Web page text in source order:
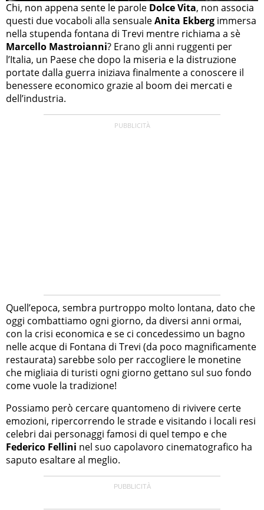
Chi, non appena sente le parole Dolce Vita, non associa
questi due vocaboli alla sensualeAnita Ekberg immersa
nella stupenda fontana di Trevi mentre richiama a sè
Marcello Mastroianni? Erano gli anni ruggenti per
l’Italia, un Paese che dopo la miseria e la distruzione
portate dalla guerra iniziava finalmente a conoscere il
benessere economico grazie al boom dei mercati e
dell’industria.
Quell’epoca, sembra purtroppo molto lontana, dato che
oggi combattiamo ogni giorno, da diversi anni ormai,
con la crisi economica e se ci concedessimo un bagno
nelle acque di Fontana di Trevi (da poco magnificamente
restaurata) sarebbe solo per raccogliere le monetine
che migliaia di turisti ogni giorno gettano sul suo fondo
come vuole la tradizione!
Possiamo però cercare quantomeno di rivivere certe
emozioni, ripercorrendo le strade e visitando i locali resi
celebri dai personaggi famosi di quel tempo e che
Federico Fellini nel suo capolavoro cinematografico ha
saputo esaltare al meglio.